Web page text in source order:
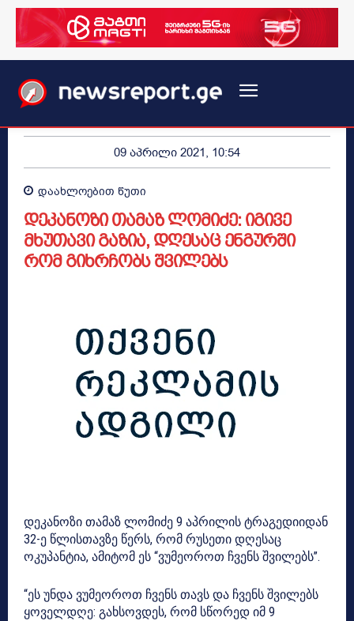
09 აპრილი 2021, 10:54
დაახლოებით წუთი
დეკანოზი თამაზ ლომიძე: იგივე
მხუთავი გაზია, დღესაც ენგურში
რომ გიხრჩობს შვილებს
დეკანოზი თამაზ ლომიძე 9 აპრილის ტრაგედიიდან
32-ე წლისთავზე წერს, რომ რუსეთი დღესაც
ოკუპანტია, ამიტომ ეს “ვუმეოროთ ჩვენს შვილებს”.
“ეს უნდა ვუმეოროთ ჩვენს თავს და ჩვენს შვილებს
ყოველდღე: გახსოვდეს, რომ სწორედ იმ 9